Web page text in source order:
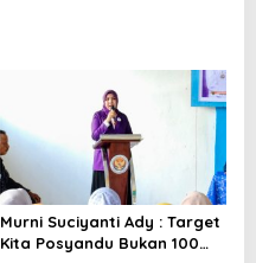
Murni Suciyanti Ady : Target
Kita Posyandu Bukan 100